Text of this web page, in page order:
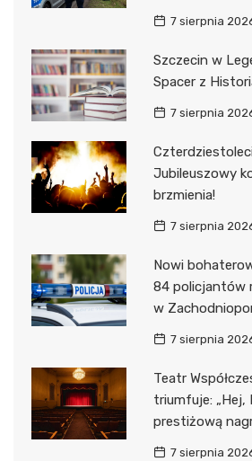
7 sierpnia
Szczecin w
Spacer z
7 sierpnia
Jubileuszowy
brzmienia!
7 sierpnia
Nowi
84 policjantów
w
7 sierpnia
Teatr
triumfuje: „Hej,
prestiżową
7 sierpnia